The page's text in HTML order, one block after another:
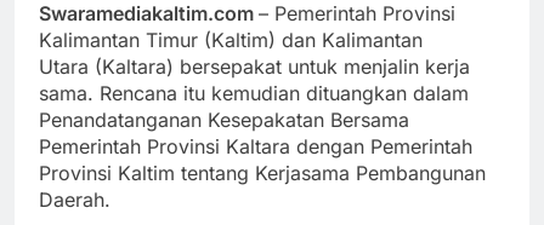
Swaramediakaltim.com – Pemerintah Provinsi
Kalimantan Timur (Kaltim) dan Kalimantan
Utara (Kaltara) bersepakat untuk menjalin kerja
sama. Rencana itu kemudian dituangkan dalam
Penandatanganan Kesepakatan Bersama
Pemerintah Provinsi Kaltara dengan Pemerintah
Provinsi Kaltim tentang Kerjasama Pembangunan
Daerah.